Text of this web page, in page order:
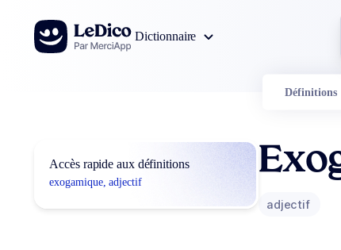
Aller au contenu
Dictionnaire
Définitions
Accès rapide aux définitions
exogamique, adjectif
adjectif